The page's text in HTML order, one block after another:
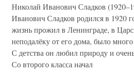
Николай Иванович Сладков
Иванович Сладков родился в 1920
жизнь прожил в Ленинграде, в
неподалёку от его дома, было
С детства он любил природу и
Со второго класса начал